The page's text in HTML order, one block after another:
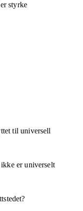
styrke
til universell
er universelt